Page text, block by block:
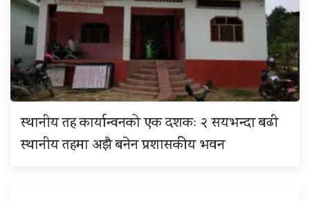
स्थानीय तह कार्यान्वनको एक दशकः २ सयभन्दा बढी
स्थानीय तहमा अझै बनेन प्रशासकीय भवन